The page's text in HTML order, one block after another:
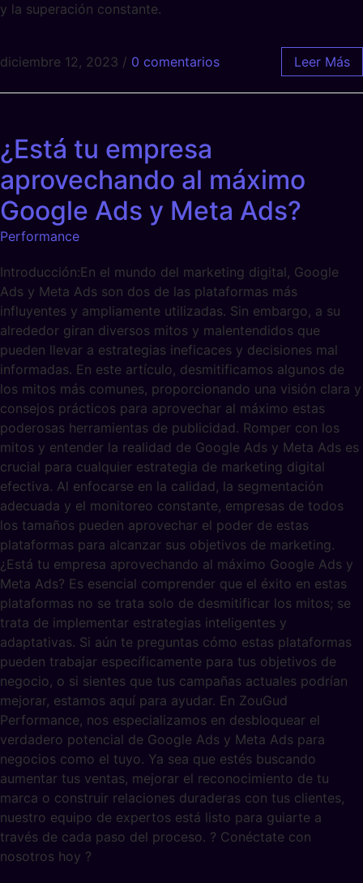
y la superación constante.
diciembre 12, 2023 / 0 comentarios Leer Más
¿Está tu empresa
aprovechando al máximo
Google Ads y Meta Ads?
Performance
Introducción:En el mundo del marketing digital, Google
Ads y Meta Ads son dos de las plataformas más
influyentes y ampliamente utilizadas. Sin embargo, a su
alrededor giran diversos mitos y malentendidos que
pueden llevar a estrategias ineficaces y decisiones mal
informadas. En este artículo, desmitificamos algunos de
los mitos más comunes, proporcionando una visión clara y
consejos prácticos para aprovechar al máximo estas
poderosas herramientas de publicidad. Romper con los
mitos y entender la realidad de Google Ads y Meta Ads es
crucial para cualquier estrategia de marketing digital
efectiva. Al enfocarse en la calidad, la segmentación
adecuada y el monitoreo constante, empresas de todos
los tamaños pueden aprovechar el poder de estas
plataformas para alcanzar sus objetivos de marketing.
¿Está tu empresa aprovechando al máximo Google Ads y
Meta Ads? Es esencial comprender que el éxito en estas
plataformas no se trata solo de desmitificar los mitos; se
trata de implementar estrategias inteligentes y
adaptativas. Si aún te preguntas cómo estas plataformas
pueden trabajar específicamente para tus objetivos de
negocio, o si sientes que tus campañas actuales podrían
mejorar, estamos aquí para ayudar. En ZouGud
Performance, nos especializamos en desbloquear el
verdadero potencial de Google Ads y Meta Ads para
negocios como el tuyo. Ya sea que estés buscando
aumentar tus ventas, mejorar el reconocimiento de tu
marca o construir relaciones duraderas con tus clientes,
nuestro equipo de expertos está listo para guiarte a
través de cada paso del proceso. ? Conéctate con
nosotros hoy ?